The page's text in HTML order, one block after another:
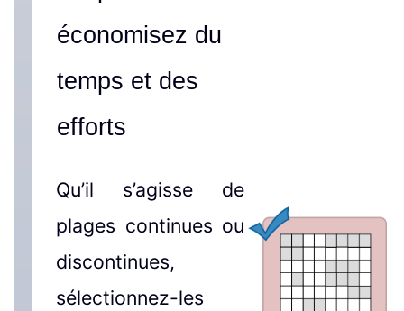
économisez du
temps et des
efforts
Qu’il s’agisse de
plages continues ou
discontinues,
sélectionnez-les